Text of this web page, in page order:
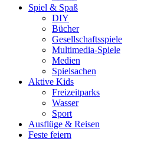
Spiel & Spaß
DIY
Bücher
Gesellschaftsspiele
Multimedia-Spiele
Medien
Spielsachen
Aktive Kids
Freizeitparks
Wasser
Sport
Ausflüge & Reisen
Feste feiern